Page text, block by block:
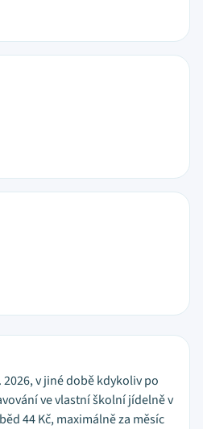
2026, v jiné době kdykoliv po
ve vlastní školní jídelně v
44 Kč, maximálně za měsíc